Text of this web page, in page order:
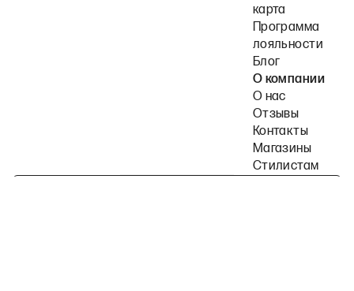
карта
Программа
лояльности
Блог
О компании
О нас
Отзывы
Контакты
Магазины
Стилистам